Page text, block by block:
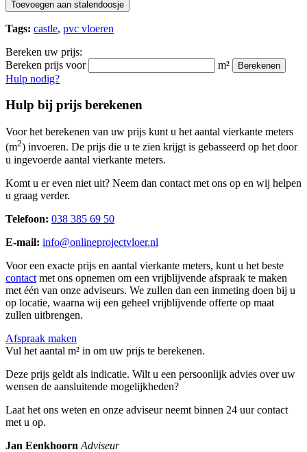
Toevoegen aan stalendoosje
Tags: castle, pvc vloeren
Bereken uw prijs:
Bereken prijs voor
m² Berekenen
Hulp nodig?
Hulp bij prijs berekenen
Voor het berekenen van uw prijs kunt u het aantal vierkante meters
(m2) invoeren. De prijs die u te zien krijgt is gebasseerd op het door
u ingevoerde aantal vierkante meters.
Komt u er even niet uit? Neem dan contact met ons op en wij helpen
u graag verder.
Telefoon: 038 385 69 50
E-mail: info@onlineprojectvloer.nl
Voor een exacte prijs en aantal vierkante meters, kunt u het beste
contact met ons opnemen om een vrijblijvende afspraak te maken
met één van onze adviseurs. We zullen dan een inmeting doen bij u
op locatie, waarna wij een geheel vrijblijvende offerte op maat
zullen uitbrengen.
Afspraak maken
Vul het aantal m² in om uw prijs te berekenen.
Deze prijs geldt als indicatie. Wilt u een persoonlijk advies over uw
wensen de aansluitende mogelijkheden?
Laat het ons weten en onze adviseur neemt binnen 24 uur contact
met u op.
Jan Eenkhoorn Adviseur